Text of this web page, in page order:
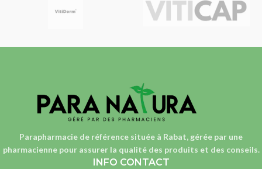
Parapharmacie de référence située à Rabat, gérée par une
pharmaciennepour assurer la qualité des produits et des conseils.
INFO CONTACT